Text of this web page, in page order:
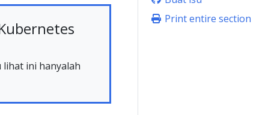
Print entire section
lihat ini hanyalah